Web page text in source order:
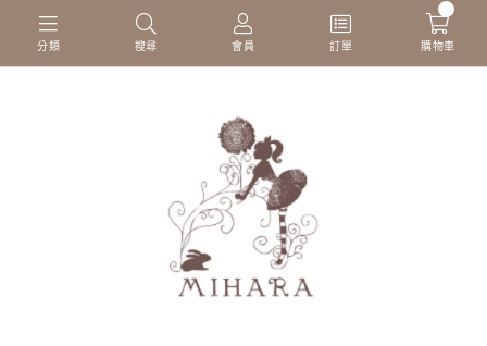
分類 搜尋 會員 訂單 購物車